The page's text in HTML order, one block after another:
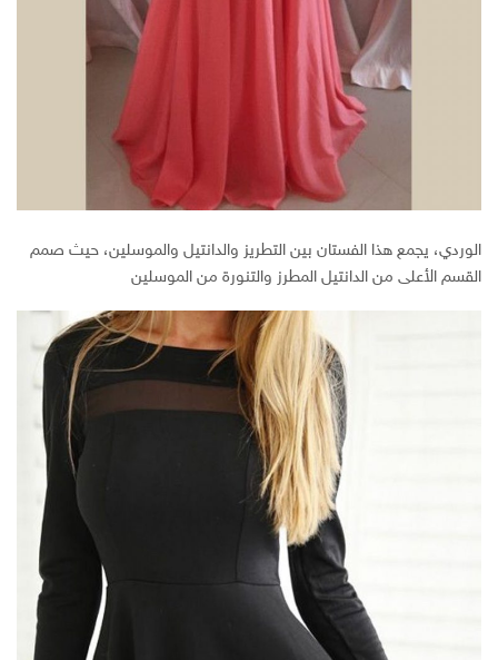
الوردي، يجمع هذا الفستان بين التطريز والدانتيل والموسلين، حيث صمم
القسم الأعلى من الدانتيل المطرز والتنورة من الموسلين